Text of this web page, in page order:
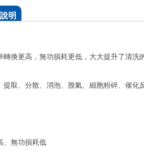
明
換更高，無功損耗更低，大大提升了清洗
取、分散、消泡、脫氣、細胞粉碎、催化
、無功損耗低